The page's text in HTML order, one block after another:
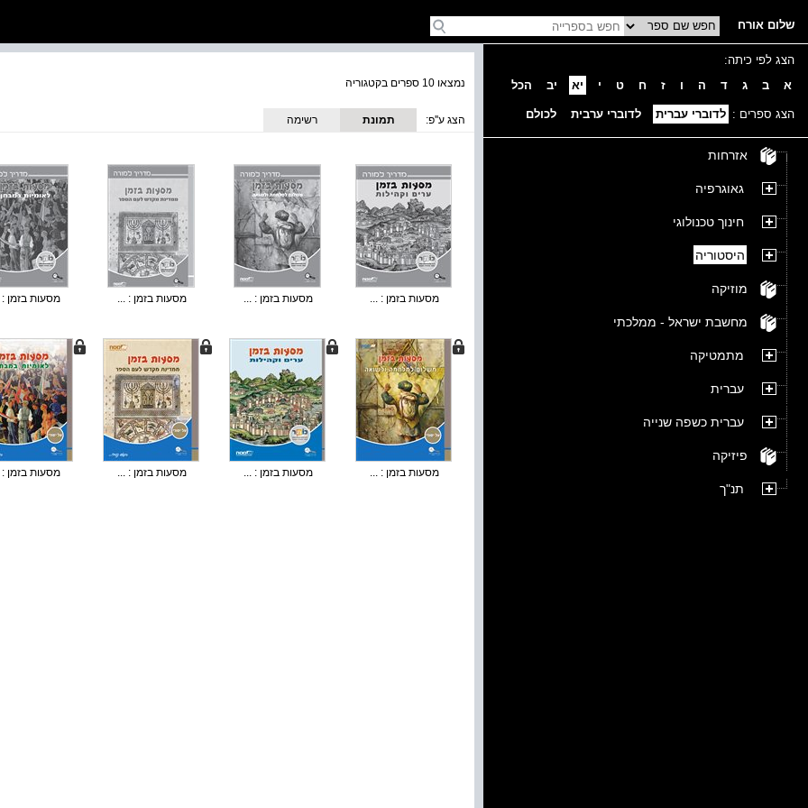
שלום אורח
הצג לפי כיתה:
א
ב ג ד ה ו ז ח ט י יא יב הכל
הצג ספרים : לדוברי עברית לדוברי ערבית לכולם
אזרחות
גאוגרפיה
חינוך טכנולוגי
היסטוריה
מוזיקה
מחשבת ישראל - ממלכתי
מתמטיקה
עברית
עברית כשפה שנייה
פיזיקה
תנ"ך
נמצאו 10 ספרים בקטגוריה
הצג ע''פ:
תמונת
רשימה
מסעות בזמן : ... מסעות בזמן : ... מסעות בזמן : ... מסעות בזמן :
מסעות בזמן : ... מסעות בזמן : ... מסעות בזמן : ... מסעות בזמן :